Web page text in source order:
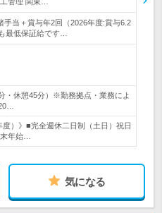
手当＋賞与年2回（2026年度:賞与6.2
最低保証給です…
・休憩45分）※勤務拠点・業務によ
）》■完全週休二日制（土日）祝日
年始…
気になる